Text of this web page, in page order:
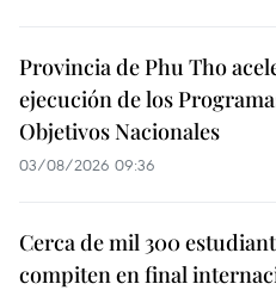
Provincia de Phu Tho
ejecución de los
Objetivos Nacionales
03/08/2026 09:36
Cerca de mil 300
compiten en final